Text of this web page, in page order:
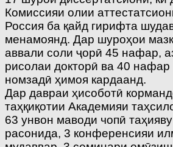
Комиссияи олии
Россия ба қайд гирифта
менамоянд. Дар шуроҳои
аввали соли ҷорӣ 45 нафар,
рисолаи докторӣ ва 40 нафар
номзадӣ ҳимоя кардаанд.
Дар давраи ҳисоботӣ
таҳқиқотии Академияи
63 унвон маводи чопӣ
расонида, 3 конференсияи